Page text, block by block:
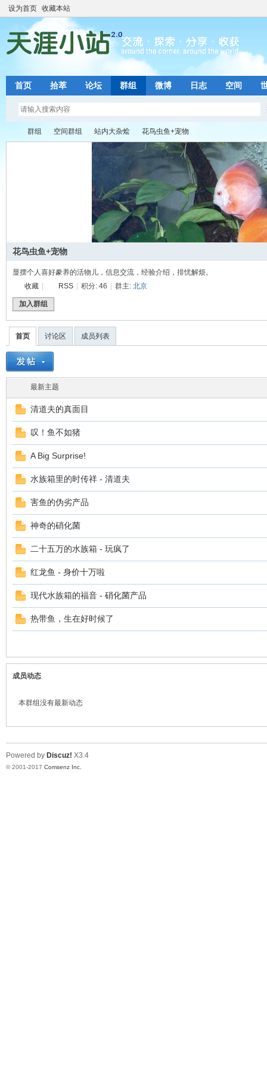
设为首页 收藏本站
首页 拾萃 论坛 群组 微博 日志 空间
小
群组 空间群组 站内大杂烩
›
花鸟虫鱼+宠物
花鸟虫鱼+宠物
显摆个人喜好豢养的活物儿，信息交流，经验介绍，排忧解烦。
收藏
RSS 积分: 46 群主: 北京
加入群组
首页 讨论区 成员列表
最新主题
清道夫的真面目
叹！鱼不如猪
A Big Surprise!
水族箱里的时传祥 - 清道夫
害鱼的伪劣产品
神奇的硝化菌
二十五万的水族箱 - 玩疯了
红龙鱼 - 身价十万啦
现代水族箱的福音 - 硝化菌产品
热带鱼，生在好时候了
成员动态
本群组没有最新动态
Powered by Discuz! X3.4
© 2001-2017 Comsenz Inc.